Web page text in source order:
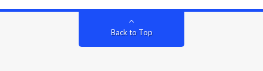
Back to Top